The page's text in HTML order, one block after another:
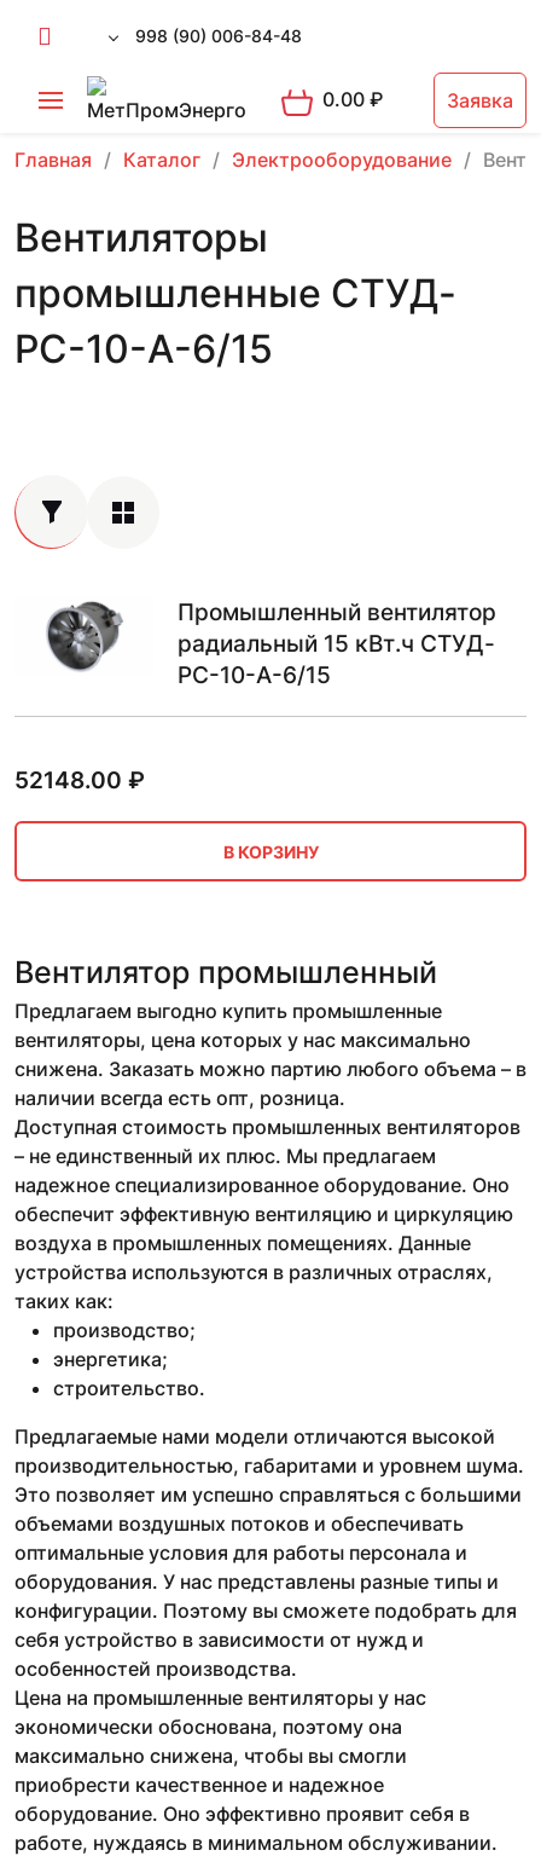
998 (90) 006-84-48
0.00₽ Заявка
Главная Каталог Электрооборудование
Вентиляторы
промышленные СТУД-
РС-10-А-6/15
Промышленный вентилятор
радиальный 15 кВт.ч СТУД-
РС-10-А-6/15
52148.00 ₽
В КОРЗИНУ
Вентилятор промышленный
Предлагаем выгодно купить промышленные
вентиляторы, цена которых у нас максимально
снижена. Заказать можно партию любого объема – в
наличии всегда есть опт, розница.
Доступная стоимость промышленных вентиляторов
– не единственный их плюс. Мы предлагаем
надежное специализированное оборудование. Оно
обеспечит эффективную вентиляцию и циркуляцию
воздуха в промышленных помещениях. Данные
устройства используются в различных отраслях,
таких как:
производство;
энергетика;
строительство.
Предлагаемые нами модели отличаются высокой
производительностью, габаритами и уровнем шума.
Это позволяет им успешно справляться с большими
объемами воздушных потоков и обеспечивать
оптимальные условия для работы персонала и
оборудования. У нас представлены разные типы и
конфигурации. Поэтому вы сможете подобрать для
себя устройство в зависимости от нужд и
особенностей производства.
Цена на промышленные вентиляторы у нас
экономически обоснована, поэтому она
максимально снижена, чтобы вы смогли
приобрести качественное и надежное
оборудование. Оно эффективно проявит себя в
работе, нуждаясь в минимальном обслуживании.